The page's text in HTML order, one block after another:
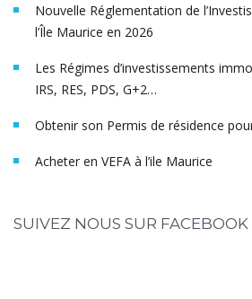
Nouvelle Réglementation de
l’Île Maurice en 2026
Les Régimes d’investissements
IRS, RES, PDS, G+2…
Obtenir son Permis de résidence
Acheter en VEFA à l’ile Maurice
SUIVEZ NOUS SUR FACEBOOK